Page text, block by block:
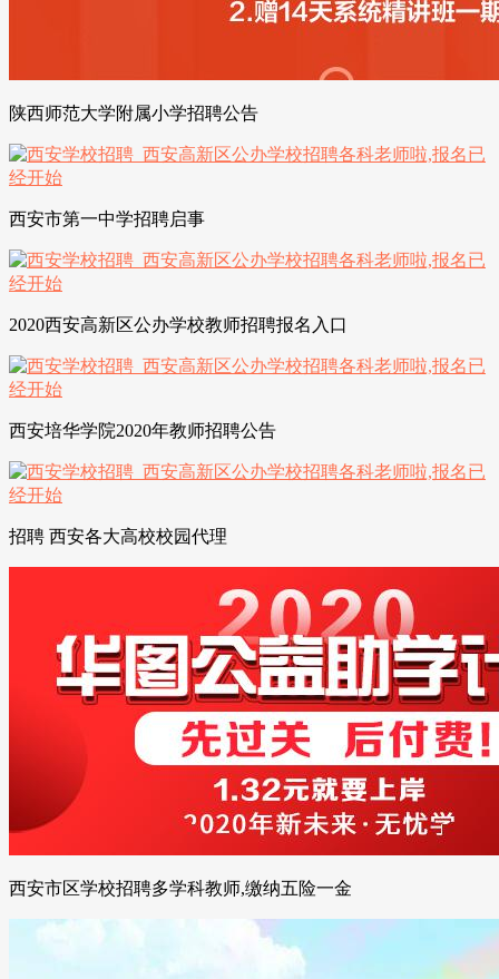
陕西师范大学附属小学招聘公告
西安市第一中学招聘启事
2020西安高新区公办学校教师招聘报名入口
西安培华学院2020年教师招聘公告
招聘 西安各大高校校园代理
西安市区学校招聘多学科教师,缴纳五险一金